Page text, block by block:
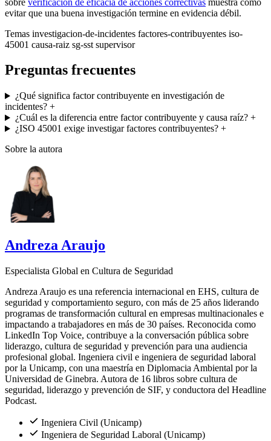
evitar que una buena investigación termine en evidencia débil.
Temas investigacion-de-incidentes factores-contribuyentes iso-
45001 causa-raiz sg-sst supervisor
Preguntas frecuentes
¿Qué significa factor contribuyente en investigación de
incidentes? +
¿Cuál es la diferencia entre factor contribuyente y causa raíz?+
¿ISO 45001 exige investigar factores contribuyentes?+
Sobre la autora
Andreza Araujo
Especialista Global en Cultura de Seguridad
Andreza Araujo es una referencia internacional en EHS, cultura de
seguridad y comportamiento seguro, con más de 25 años liderando
programas de transformación cultural en empresas multinacionales e
impactando a trabajadores en más de 30 países. Reconocida como
LinkedIn Top Voice, contribuye a la conversación pública sobre
liderazgo, cultura de seguridad y prevención para una audiencia
profesional global. Ingeniera civil e ingeniera de seguridad laboral
por la Unicamp, con una maestría en Diplomacia Ambiental por la
Universidad de Ginebra. Autora de 16 libros sobre cultura de
seguridad, liderazgo y prevención de SIF, y conductora del Headline
Podcast.
Ingeniera Civil (Unicamp)
Ingeniera de Seguridad Laboral (Unicamp)